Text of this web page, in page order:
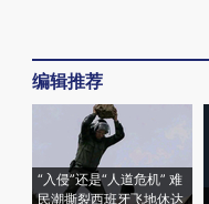
编辑推荐
“入侵”还是“人道危机” 难
民潮撕裂西班牙飞地休达